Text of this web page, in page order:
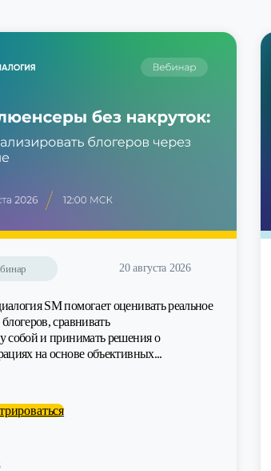
20 августа 2026
SM помогает оценивать реальное
сравнивать
собой и принимать решения о
на основе объективных...